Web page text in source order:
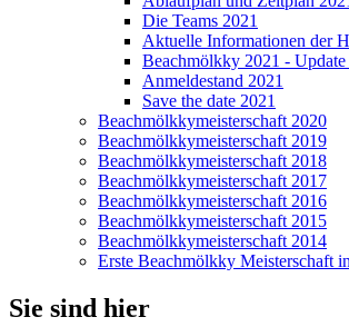
Die Teams 2021
Aktuelle Informationen der
Beachmölkky 2021 - Update
Anmeldestand 2021
Save the date 2021
Beachmölkkymeisterschaft 2020
Beachmölkkymeisterschaft 2019
Beachmölkkymeisterschaft 2018
Beachmölkkymeisterschaft 2017
Beachmölkkymeisterschaft 2016
Beachmölkkymeisterschaft 2015
Beachmölkkymeisterschaft 2014
Erste Beachmölkky Meisterschaft
Sie sind hier